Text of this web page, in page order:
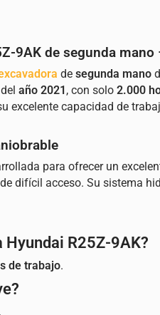
9AK de segunda
de segunda mano
año 2021, con solo 2.000
excelente capacidad de
para ofrecer un
difícil acceso. Su sistema
Hyundai R25Z-9AK?
de trabajo.
.